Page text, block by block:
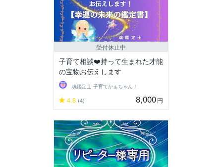
受付休止中
子育て相談❤️持って生まれた才能
の宝物お伝えします
魂鑑定士 子育てかぁちゃん！
4.8 (4) 8,000円